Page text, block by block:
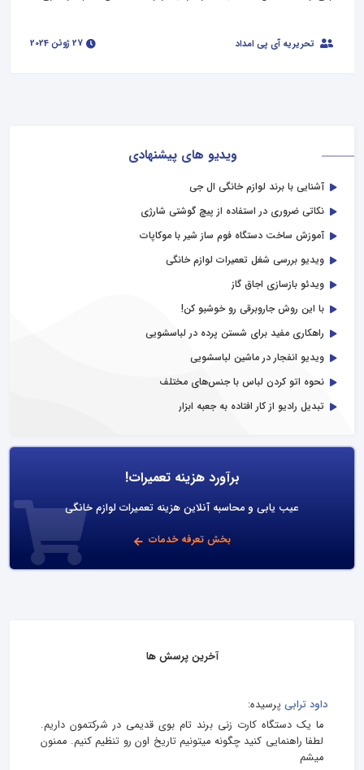
ویدیو های پیشنهادی
آشنایی با برند لوازم خانگی ال جی
نکاتی ضروری در استفاده از پیچ گوشتی شارژی
آموزش ساخت دستگاه فوم ساز شیر با موکاپات
ویدیو بررسی شغل تعمیرات لوازم خانگی
ویدئو بازسازی اجاق گاز
با این روش جاروبرقی رو خوشبو کن!
راهکاری مفید برای شستن پرده در لباسشویی
ویدیو انفجار در ماشین لباسشویی
نحوه اتو کردن لباس با جنس‌های مختلف
تبدیل رادیو از کار افتاده به جعبه ابزار
برآورد هزینه تعمیرات!
عیب یابی و محاسبه آنلاین هزینه تعمیرات لوازم خانگی
بخش تعرفه خدمات
تحریریه آی پی امداد
آخرین پرسش ها
داود ترابی پرسیده:
ما یک دستگاه کارت زنی برند تام بوی قدیمی در شرکتمون داریم.
لطفا راهنمایی کنید چگونه میتونیم تاریخ اون رو تنظیم کنیم. ممنون
میشم